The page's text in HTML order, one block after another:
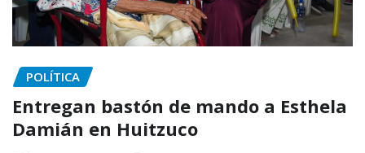
POLÍTICA
Entregan bastón de mando a Esthela
Damián en Huitzuco